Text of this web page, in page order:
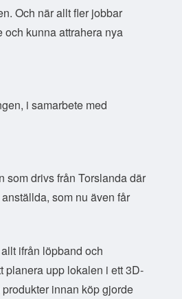
Och när allt fler jobbar
och kunna attrahera nya
i samarbete med
som drivs från Torslanda där
som nu även får
ifrån löpband och
planera upp lokalen i ett 3D-
innan köp gjorde